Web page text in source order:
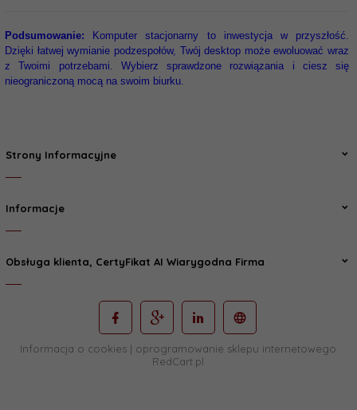
Podsumowanie: Komputer stacjonarny to inwestycja w przyszłość.
Dzięki łatwej wymianie podzespołów, Twój desktop może ewoluować wraz
z Twoimi potrzebami. Wybierz sprawdzone rozwiązania i ciesz się
nieograniczoną mocą na swoim biurku.
Strony Informacyjne
Informacje
Obsługa klienta, CertyFikat AI Wiarygodna Firma
Informacja o cookies| oprogramowanie sklepu internetowego
RedCart.pl